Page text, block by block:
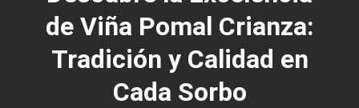
de Viña Pomal Crianza:
Tradición y Calidad en
Cada Sorbo